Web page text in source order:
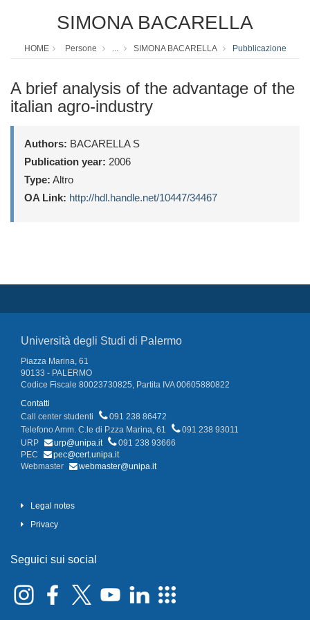
SIMONA BACARELLA
HOME Persone ... SIMONA BACARELLA Pubblicazione
A brief analysis of the advantage of the
italian agro-industry
Authors: BACARELLA S
Publication year: 2006
Type: Altro
OA Link: http://hdl.handle.net/10447/34467
Università degli Studi di Palermo
Piazza Marina, 61
90133 - PALERMO
Codice Fiscale 80023730825, Partita IVA 00605880822
Contatti
Call center studenti
091 238 86472
Telefono Amm. C.le di P.zza Marina, 61
091 238 93011
URP
urp@unipa.it
091 238 93666
PEC
pec@cert.unipa.it
Webmaster
webmaster@unipa.it
Legal notes
Privacy
Seguici sui social